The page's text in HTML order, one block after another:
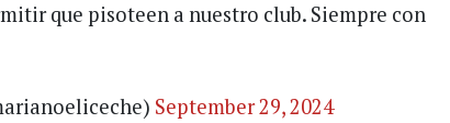
que pisoteen a nuestro club. Siempre con
September 29, 2024